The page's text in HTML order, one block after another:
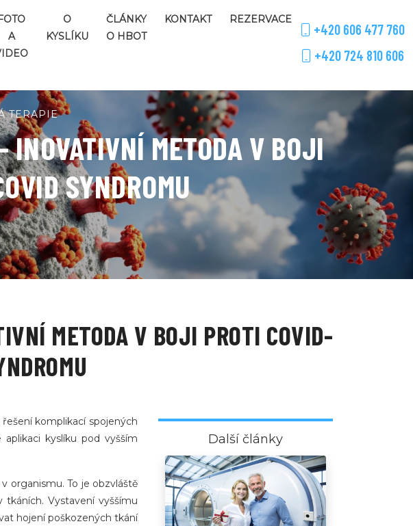
A
O
KYSLÍKU
ČLÁNKY
O HBOT
KONTAKT REZERVACE
+420 606 477 760
+420 724 810 606
TERAPIE
INOVATIVNÍ METODA V BOJI
SYNDROMU
METODA V BOJI PROTI COVID-
komplikací spojených
kyslíku pod vyšším
organismu. To je obzvláště
Vystavení vyššímu
hojení poškozených tkání
Další články